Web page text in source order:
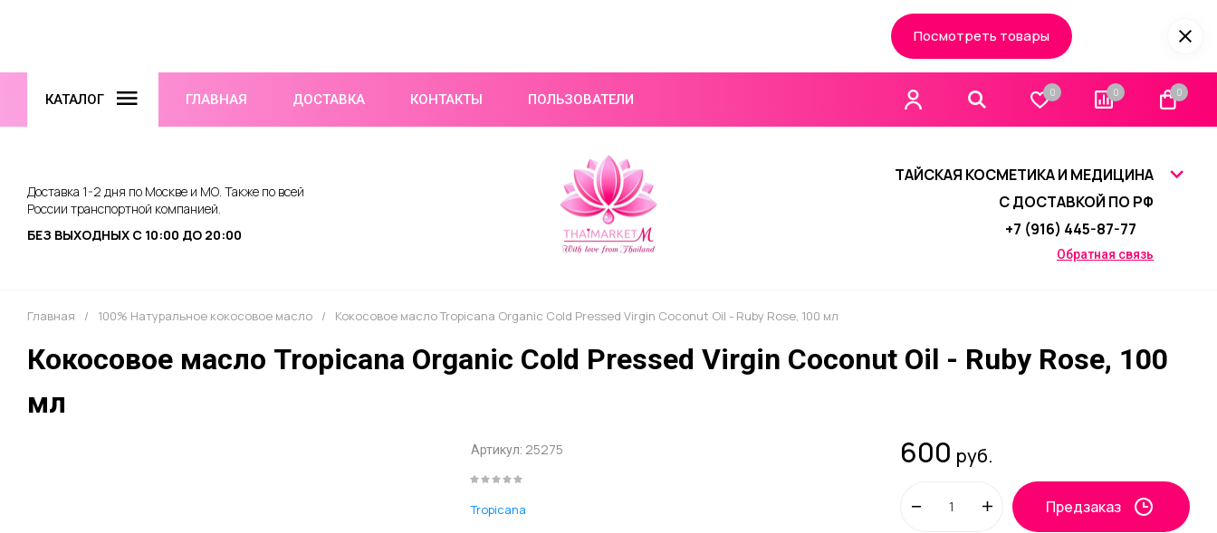
Посмотреть товары
КАТАЛОГ ГЛАВНАЯ ДОСТАВКА КОНТАКТЫ ПОЛЬЗОВАТЕЛИ 0 0 0
Доставка 1-2 дня по Москве и МО. Также по всей
России транспортной компанией.
БЕЗ ВЫХОДНЫХ С 10:00 ДО 20:00
ТАЙСКАЯ КОСМЕТИКА И МЕДИЦИНА
С ДОСТАВКОЙ ПО РФ
+7 (916) 445-87-77
Обратная связь
Главная / 100% Натуральное кокосовое масло / Кокосовое масло Tropicana Organic Cold Pressed Virgin Coconut Oil - Ruby Rose, 100 мл
Кокосовое масло Tropicana Organic Cold Pressed Virgin Coconut Oil - Ruby Rose, 100
мл
Артикул: 25275
Tropicana
600 руб.
Предзаказ